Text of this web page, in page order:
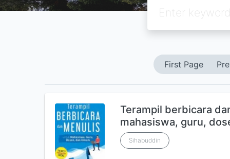
First Page
Terampil berbicara
mahasiswa, guru,
Sihabuddin